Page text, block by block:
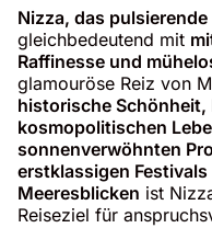
Nizza, das
gleichbedeutend mit
Raffinesse und
glamouröse Reiz von
historische Schönheit,
kosmopolitischen
sonnenverwöhnten
erstklassigen
Meeresblicken ist
Reiseziel für